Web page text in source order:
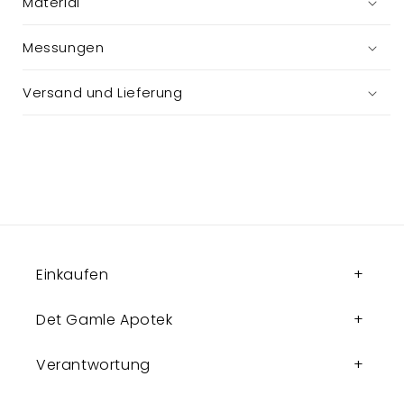
Messungen
Versand und Lieferung
Einkaufen
Det Gamle Apotek
Verantwortung